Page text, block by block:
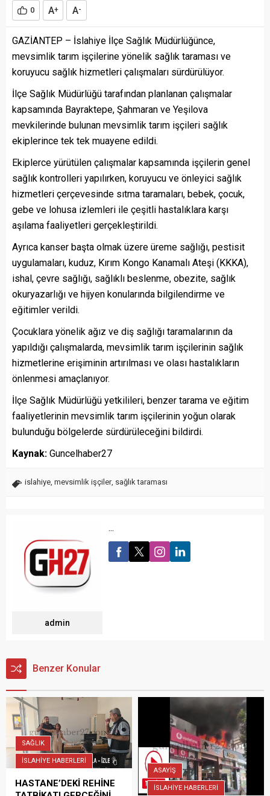
0 A+ A-
GAZİANTEP – İslahiye İlçe Sağlık Müdürlüğünce,
mevsimlik tarım işçilerine yönelik sağlık taraması ve
koruyucu sağlık hizmetleri çalışmaları sürdürülüyor.
İlçe Sağlık Müdürlüğü tarafından planlanan çalışmalar
kapsamında Bayraktepe, Şahmaran ve Yeşilova
mevkilerinde bulunan mevsimlik tarım işçileri sağlık
ekiplerince tek tek muayene edildi.
Ekiplerce yürütülen çalışmalar kapsamında işçilerin genel
sağlık kontrolleri yapılırken, koruyucu ve önleyici sağlık
hizmetleri çerçevesinde sıtma taramaları, bebek, çocuk,
gebe ve lohusa izlemleri ile çeşitli hastalıklara karşı
aşılama faaliyetleri gerçekleştirildi.
Ayrıca kanser başta olmak üzere üreme sağlığı, pestisit
uygulamaları, kuduz, Kırım Kongo Kanamalı Ateşi (KKKA),
ishal, çevre sağlığı, sağlıklı beslenme, obezite, sağlık
okuryazarlığı ve hijyen konularında bilgilendirme ve
eğitimler verildi.
Çocuklara yönelik ağız ve diş sağlığı taramalarının da
yapıldığı çalışmalarda, mevsimlik tarım işçilerinin sağlık
hizmetlerine erişiminin artırılması ve olası hastalıkların
önlenmesi amaçlanıyor.
İlçe Sağlık Müdürlüğü yetkilileri, benzer tarama ve eğitim
faaliyetlerinin mevsimlik tarım işçilerinin yoğun olarak
bulunduğu bölgelerde sürdürüleceğini bildirdi.
Kaynak: Guncelhaber27
islahiye, mevsimlik işçiler, sağlık taraması
admin
...
Benzer Konular
SAĞLIK
İSLAHİYE HABERLERİ
HASTANE’DEKİ REHİNE
ASAYİŞ
İSLAHİYE HABERLERİ